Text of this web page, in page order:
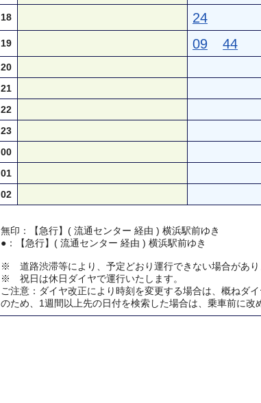
18 24
19 09 44
20
21
22
23
00
01
02
無印：【急行】( 流通センター 経由 ) 横浜駅前ゆき
●：【急行】( 流通センター 経由 ) 横浜駅前ゆき
※ 道路渋滞等により、予定どおり運行できない場合があり
※ 祝日は休日ダイヤで運行いたします。
ご注意：ダイヤ改正により時刻を変更する場合は、概ねダ
のため、1週間以上先の日付を検索した場合は、乗車前に改